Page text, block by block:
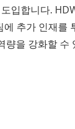
입합니다.
추가 인재를
량을 강화할 수